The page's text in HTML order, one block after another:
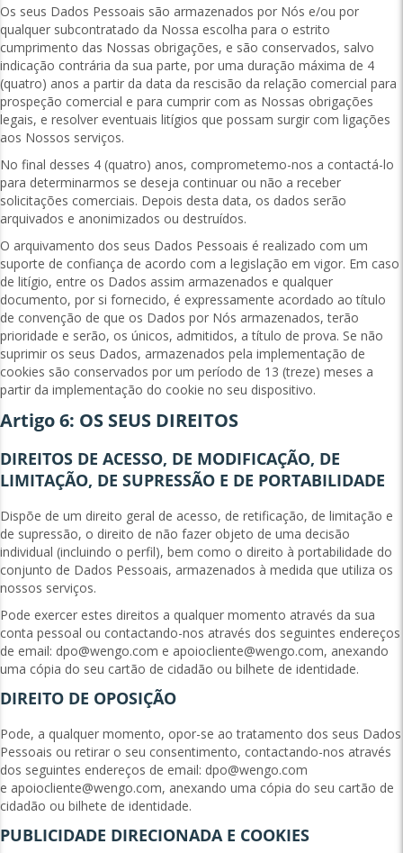
Os seus Dados Pessoais são armazenados por Nós e/ou por
qualquer subcontratado da Nossa escolha para o estrito
cumprimento das Nossas obrigações, e são conservados, salvo
indicação contrária da sua parte, por uma duração máxima de 4
(quatro) anos a partir da data da rescisão da relação comercial para
prospeção comercial e para cumprir com as Nossas obrigações
legais, e resolver eventuais litígios que possam surgir com ligações
aos Nossos serviços.
No final desses 4 (quatro) anos, comprometemo-nos a contactá-lo
para determinarmos se deseja continuar ou não a receber
solicitações comerciais. Depois desta data, os dados serão
arquivados e anonimizados ou destruídos.
O arquivamento dos seus Dados Pessoais é realizado com um
suporte de confiança de acordo com a legislação em vigor. Em caso
de litígio, entre os Dados assim armazenados e qualquer
documento, por si fornecido, é expressamente acordado ao título
de convenção de que os Dados por Nós armazenados, terão
prioridade e serão, os únicos, admitidos, a título de prova. Se não
suprimir os seus Dados, armazenados pela implementação de
cookies são conservados por um período de 13 (treze) meses a
partir da implementação do cookie no seu dispositivo.
Artigo 6: OS SEUS DIREITOS
DIREITOS DE ACESSO, DE MODIFICAÇÃO, DE
LIMITAÇÃO, DE SUPRESSÃO E DE PORTABILIDADE
Dispõe de um direito geral de acesso, de retificação, de limitação e
de supressão, o direito de não fazer objeto de uma decisão
individual (incluindo o perfil), bem como o direito à portabilidade do
conjunto de Dados Pessoais, armazenados à medida que utiliza os
nossos serviços.
Pode exercer estes direitos a qualquer momento através da sua
conta pessoal ou contactando-nos através dos seguintes endereços
de email: dpo@wengo.com e apoiocliente@wengo.com, anexando
uma cópia do seu cartão de cidadão ou bilhete de identidade.
DIREITO DE OPOSIÇÃO
Pode, a qualquer momento, opor-se ao tratamento dos seus Dados
Pessoais ou retirar o seu consentimento, contactando-nos através
dos seguintes endereços de email: dpo@wengo.com
e apoiocliente@wengo.com, anexando uma cópia do seu cartão de
cidadão ou bilhete de identidade.
PUBLICIDADE DIRECIONADA E COOKIES